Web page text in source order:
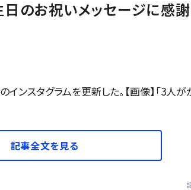
のお祝いメッセージに感謝
ンスタグラムを更新した。【画像】「3人
記事全文を見る